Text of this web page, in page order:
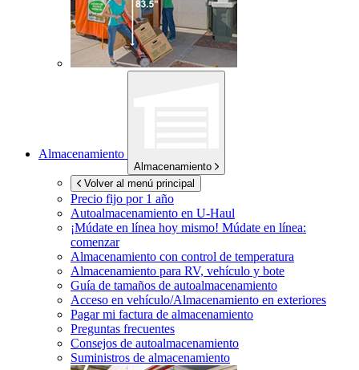
Almacenamiento
Almacenamiento
Volver al menú principal
Precio fijo por 1 año
Autoalmacenamiento en U-Haul
¡Múdate en línea hoy mismo! Múdate en línea:
comenzar
Almacenamiento con control de temperatura
Almacenamiento para RV, vehículo y bote
Guía de tamaños de autoalmacenamiento
Acceso en vehículo/Almacenamiento en exteriores
Pagar mi factura de almacenamiento
Preguntas frecuentes
Consejos de autoalmacenamiento
Suministros de almacenamiento